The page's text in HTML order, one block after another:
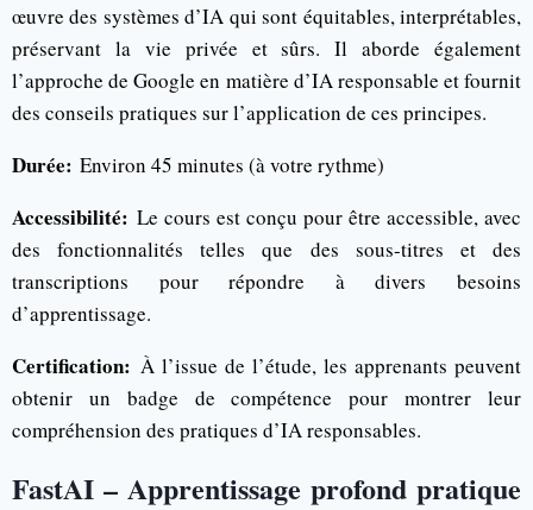
œuvre des systèmes d’IA qui sont équitables, interprétables,
préservant la vie privée et sûrs. Il aborde également
l’approche de Google en matière d’IA responsable et fournit
des conseils pratiques sur l’application de ces principes.
Durée: Environ 45 minutes (à votre rythme)
Accessibilité: Le cours est conçu pour être accessible, avec
des fonctionnalités telles que des sous-titres et des
transcriptions pour répondre à divers besoins
d’apprentissage.
Certification: À l’issue de l’étude, les apprenants peuvent
obtenir un badge de compétence pour montrer leur
compréhension des pratiques d’IA responsables.
FastAI – Apprentissage profond pratique